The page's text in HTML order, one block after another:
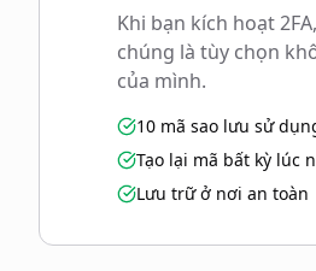
Khi bạn kích hoạt
chúng là tùy chọn
của mình.
10 mã sao lưu sử
Tạo lại mã bất kỳ lúc
Lưu trữ ở nơi an toàn